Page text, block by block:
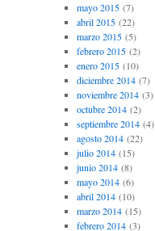
mayo 2015(7)
abril 2015(22)
marzo 2015(5)
febrero 2015(2)
enero 2015(10)
diciembre 2014(7)
noviembre 2014(3)
octubre 2014(2)
septiembre 2014(4)
agosto 2014(22)
julio 2014(15)
junio 2014(8)
mayo 2014(6)
abril 2014(10)
marzo 2014(15)
febrero 2014(3)